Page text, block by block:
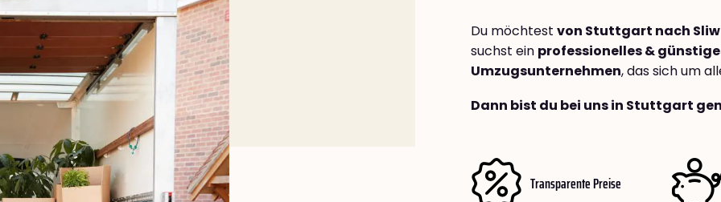
Du möchtest von Stuttgart nach
suchst ein professionelles &
Umzugsunternehmen, das sich um
Dann bist du bei uns in Stuttgart
Transparente Preise